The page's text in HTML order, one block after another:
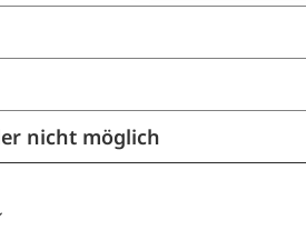
nicht möglich